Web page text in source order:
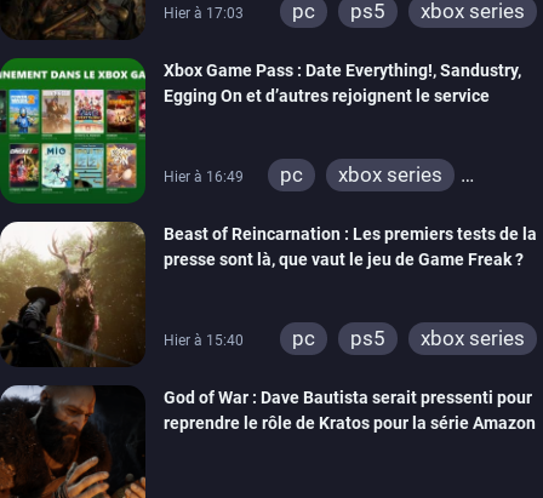
Hier à 17:03 pc ps5 xbox series
Xbox Game Pass : Date Everything!, Sandustry,
Egging On et d’autres rejoignent le service
Hier à 16:49 pc
xbox series
Beast of Reincarnation : Les premiers tests de la
presse sont là, que vaut le jeu de Game Freak ?
Hier à 15:40 pc ps5 xbox series
God of War : Dave Bautista serait pressenti pour
reprendre le rôle de Kratos pour la série Amazon